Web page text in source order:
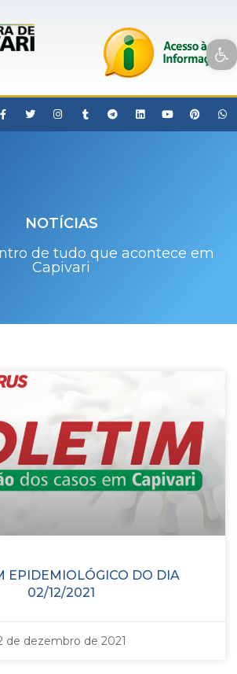
Open toolbar
NOTÍCIAS
de tudo que acontece em
Capivari
EPIDEMIOLÓGICO DO DIA
02/12/2021
de dezembro de 2021